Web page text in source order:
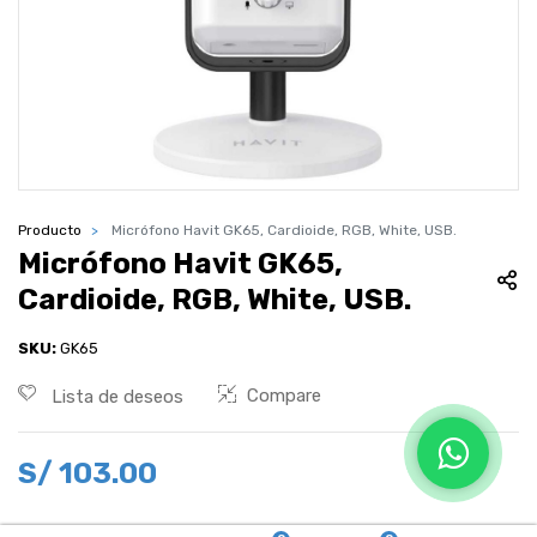
Producto Micrófono Havit GK65, Cardioide, RGB, White, USB.
Micrófono Havit GK65,
Cardioide, RGB, White, USB.
SKU: GK65
Lista de deseos Compare
S/ 103.00